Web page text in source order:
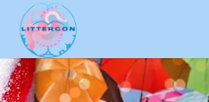
LITTERcon